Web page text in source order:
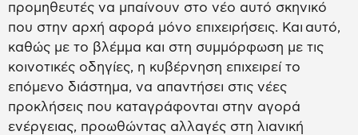
προμηθευτές να μπαίνουν στο νέο αυτό σκηνικό
που στην αρχή αφορά μόνο επιχειρήσεις. Και αυτό,
καθώς με το βλέμμα και στη συμμόρφωση με τις
κοινοτικές οδηγίες, η κυβέρνηση επιχειρεί το
επόμενο διάστημα, να απαντήσει στις νέες
προκλήσεις που καταγράφονται στην αγορά
ενέργειας, προωθώντας αλλαγές στη λιανική